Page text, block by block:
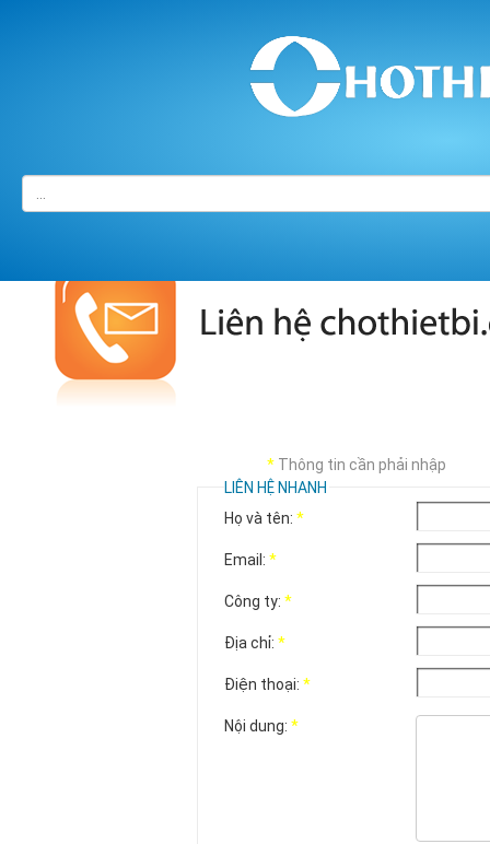
* Thông tin cần phải nhập
LIÊN HỆ NHANH
Họ và tên: *
Email: *
Công ty: *
Địa chỉ: *
Điện thoại: *
Nội dung: *